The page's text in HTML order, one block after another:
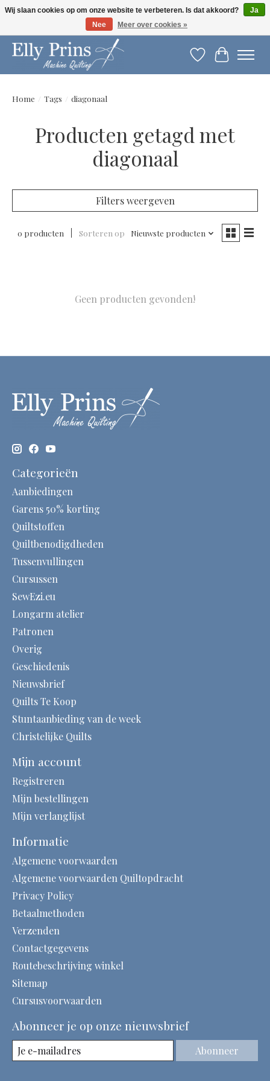
Let op: gewijzigde openingstijden!
Verlanglijst
Home / Tags / diagonaal
Producten getagd met
diagonaal
Filters weergeven
0 producten Sorteren op Nieuwste producten
Geen producten gevonden!
Categorieën
Aanbiedingen
Garens 50% korting
Quiltstoffen
Quiltbenodigdheden
Tussenvullingen
Cursussen
SewEzi.eu
Longarm atelier
Patronen
Overig
Geschiedenis
Nieuwsbrief
Quilts Te Koop
Stuntaanbieding van de week
Christelijke Quilts
Mijn account
Registreren
Mijn bestellingen
Mijn verlanglijst
Informatie
Algemene voorwaarden
Algemene voorwaarden Quiltopdracht
Privacy Policy
Betaalmethoden
Verzenden
Contactgegevens
Routebeschrijving winkel
Sitemap
Cursusvoorwaarden
Abonneer je op onze nieuwsbrief
Abonneer
Wij slaan cookies op om onze website te verbeteren. Is dat akkoord?
Ja
Nee
Meer over cookies »